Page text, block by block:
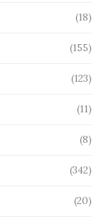
(18)
(155)
(123)
(11)
(8)
(342)
(20)